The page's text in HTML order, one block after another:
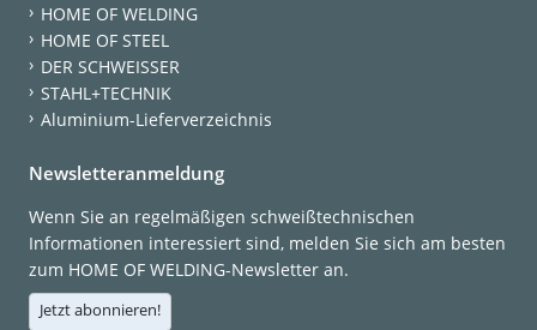
HOME OF WELDING
HOME OF STEEL
DER SCHWEISSER
STAHL+TECHNIK
Aluminium-Lieferverzeichnis
Newsletteranmeldung
Wenn Sie an regelmäßigen schweißtechnischen
Informationen interessiert sind, melden Sie sich am besten
zum HOME OF WELDING-Newsletter an.
Jetzt abonnieren!